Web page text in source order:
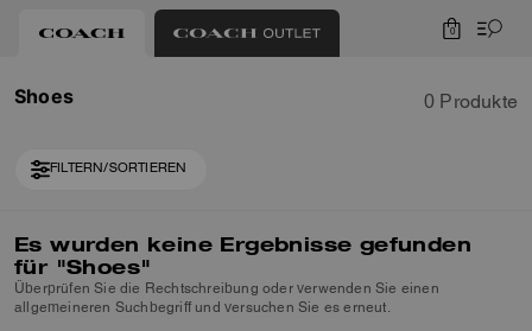
0
Shoes 0 Produkte
FILTERN/SORTIEREN
Es wurden keine Ergebnisse gefunden
für "Shoes"
Überprüfen Sie die Rechtschreibung oder verwenden Sie einen
allgemeineren Suchbegriff und versuchen Sie es erneut.